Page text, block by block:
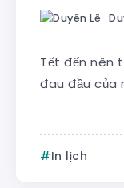
Tết đến nên
đau đầu của
In lịch